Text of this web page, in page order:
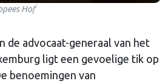
Hof
de advocaat-generaal van het
ligt een gevoelige tik op
benoemingen van